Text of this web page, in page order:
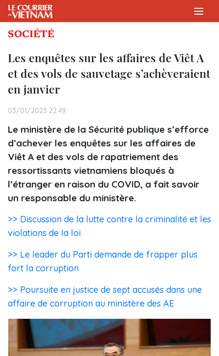
SOCIÉTÉ
Les enquêtes sur les affaires de Viêt A
et des vols de sauvetage s’achèveraient
en janvier
03/01/2023 22:49
Le ministère de la Sécurité publique s’efforce
d’achever les enquêtes sur les affaires de
Viêt A et des vols de rapatriement des
ressortissants vietnamiens bloqués à
l’étranger en raison du COVID, a fait savoir
un responsable du ministère.
>> Discussion de la lutte contre la criminalité et les
violations de la loi
>> Le leader du Parti demande de frapper plus
fort la corruption
>> Poursuite en justice de sept accusés dans une
affaire de corruption au ministère des AE